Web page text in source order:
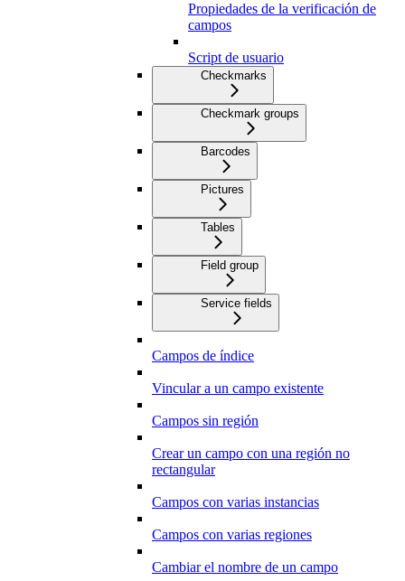
Propiedades de la verificación de
campos
Script de usuario
Checkmarks
Checkmark groups
Barcodes
Pictures
Tables
Field group
Service fields
Campos de índice
Vincular a un campo existente
Campos sin región
Crear un campo con una región no
rectangular
Campos con varias instancias
Campos con varias regiones
Cambiar el nombre de un campo